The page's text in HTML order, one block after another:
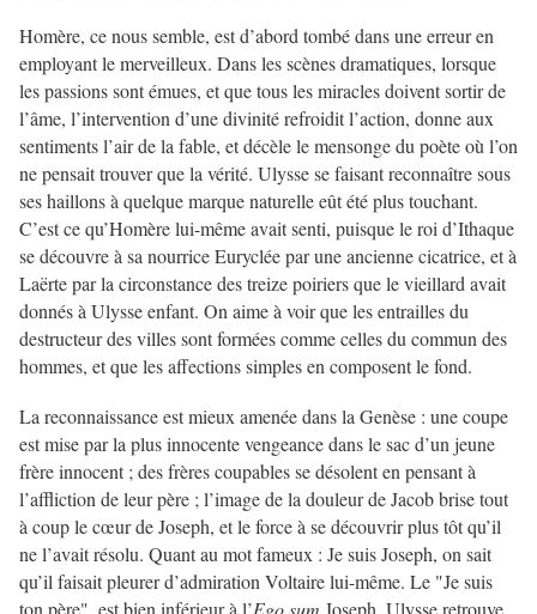
Homère, ce nous semble, est d’abord tombé dans une erreur en
employant le merveilleux. Dans les scènes dramatiques, lorsque
les passions sont émues, et que tous les miracles doivent sortir de
l’âme, l’intervention d’une divinité refroidit l’action, donne aux
sentiments l’air de la fable, et décèle le mensonge du poète où l’on
ne pensait trouver que la vérité. Ulysse se faisant reconnaître sous
ses haillons à quelque marque naturelle eût été plus touchant.
C’est ce qu’Homère lui-même avait senti, puisque le roi d’Ithaque
se découvre à sa nourrice Euryclée par une ancienne cicatrice, et à
Laërte par la circonstance des treize poiriers que le vieillard avait
donnés à Ulysse enfant. On aime à voir que les entrailles du
destructeur des villes sont formées comme celles du commun des
hommes, et que les affections simples en composent le fond.
La reconnaissance est mieux amenée dans la Genèse : une coupe
est mise par la plus innocente vengeance dans le sac d’un jeune
frère innocent ; des frères coupables se désolent en pensant à
l’affliction de leur père ; l’image de la douleur de Jacob brise tout
à coup le cœur de Joseph, et le force à se découvrir plus tôt qu’il
ne l’avait résolu. Quant au mot fameux : Je suis Joseph, on sait
qu’il faisait pleurer d’admiration Voltaire lui-même. Le "Je suis
ton père", est bien inférieur à l’Ego sum Joseph. Ulysse retrouve